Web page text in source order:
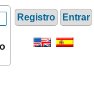
Registro Entrar